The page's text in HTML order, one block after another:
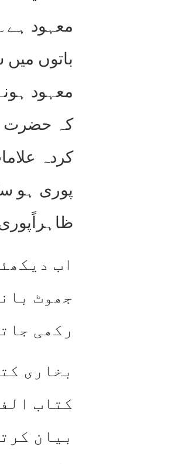
معہود
باتوں
معہود
کہ حضرت
کردہ
پوری ہو
اب
جھوٹ
رکھی
بخاری
کتاب
بیان